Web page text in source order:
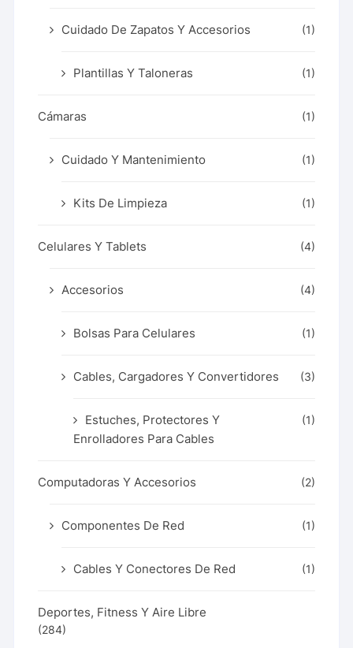
Cuidado De Zapatos Y Accesorios (1)
Plantillas Y Taloneras (1)
Cámaras (1)
Cuidado Y Mantenimiento (1)
Kits De Limpieza (1)
Celulares Y Tablets (4)
Accesorios (4)
Bolsas Para Celulares (1)
Cables, Cargadores Y Convertidores (3)
Estuches, Protectores Y
Enrolladores Para Cables
(1)
Computadoras Y Accesorios (2)
Componentes De Red (1)
Cables Y Conectores De Red (1)
Deportes, Fitness Y Aire Libre
(284)